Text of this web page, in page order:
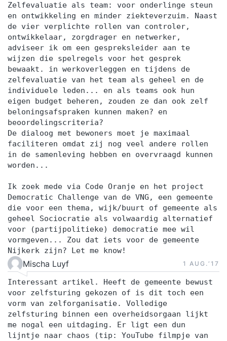
Zelfevaluatie als team: voor onderlinge steun
en ontwikkeling en minder ziekteverzuim. Naast
de vier verplichte rollen van controler,
ontwikkelaar, zorgdrager en netwerker,
adviseer ik om een gespreksleider aan te
wijzen die spelregels voor het gesprek
bewaakt. in werkoverleggen en tijdens de
zelfevaluatie van het team als geheel en de
individuele leden... en als teams ook hun
eigen budget beheren, zouden ze dan ook zelf
beloningsafspraken kunnen maken? en
beoordelingscriteria?
De dialoog met bewoners moet je maximaal
faciliteren omdat zij nog veel andere rollen
in de samenleving hebben en overvraagd kunnen
worden...
Ik zoek mede via Code Oranje en het project
Democratic Challenge van de VNG, een gemeente
die voor een thema, wijk/buurt of gemeente als
geheel Sociocratie als volwaardig alternatief
voor (partijpolitieke) democratie mee wil
vormgeven... Zou dat iets voor de gemeente
Nijkerk zijn? Let me know!
Mischa Luyf 1 AUG.‘17
Interessant artikel. Heeft de gemeente bewust
voor zelfsturing gekozen of is dit toch een
vorm van zelforganisatie. Volledige
zelfsturing binnen een overheidsorgaan lijkt
me nogal een uitdaging. Er ligt een dun
lijntje naar chaos (tip: YouTube filmpje van